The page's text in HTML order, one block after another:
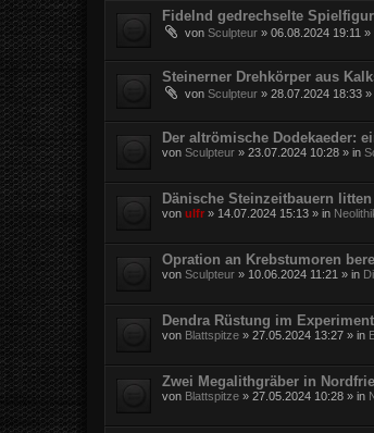
Fidelnd gedrechselte
von Sculpteur » 06.08.2024 19:11 »
Steinerner Drehkörper aus
von Sculpteur » 28.07.2024 18:33 »
Der altrömische Dodekaeder:
von Sculpteur » 23.07.2024 10:28 » in
Dänische Steinzeitbauern
von ulfr » 14.07.2024 15:13 » in
Opration an Krebstumoren
von Sculpteur » 10.06.2024 11:21 » in
Dendra Rüstung im Experiment
von Blattspitze » 27.05.2024 13:27 » in
Zwei Megalithgräber in
von Blattspitze » 27.05.2024 10:28 » in